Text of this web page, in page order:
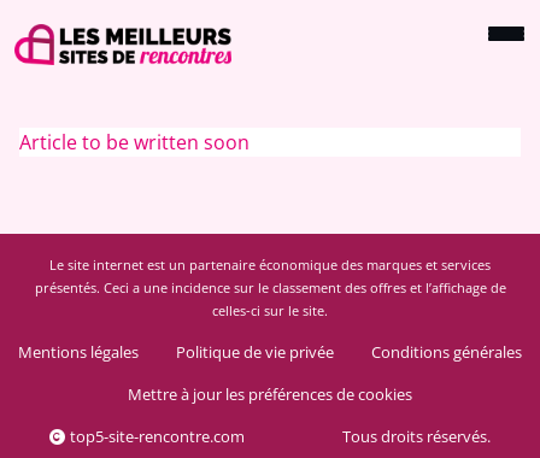
Article to be written soon
Le site internet est un partenaire économique des marques et services
présentés. Ceci a une incidence sur le classement des offres et l’affichage de
celles-ci sur le site.
Mentions légales Politique de vie privée
Conditions générales
Mettre à jour les préférences de cookies
top5-site-rencontre.com
Tous droits réservés.